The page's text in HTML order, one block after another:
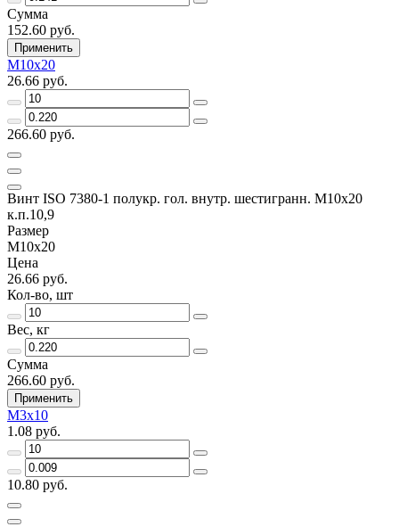
Сумма
152.60 руб.
Применить
М10х20
26.66 руб.
266.60 руб.
Винт ISO 7380-1 полукр. гол. внутр. шестигранн. М10х20
к.п.10,9
Размер
М10х20
Цена
26.66 руб.
Кол-во, шт
Вес, кг
Сумма
266.60 руб.
Применить
М3х10
1.08 руб.
10.80 руб.